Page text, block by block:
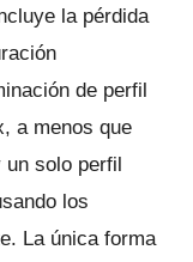
la pérdida
de perfil
a menos que
un solo perfil
los
La única forma